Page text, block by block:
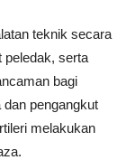
teknik secara
peledak, serta
bagi
pengangkut
melakukan